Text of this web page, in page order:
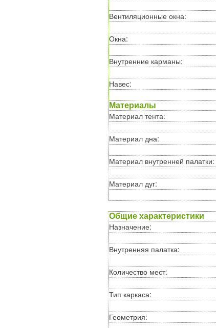
Вентиляционные окна:
Окна:
Внутренние карманы:
Навес:
Материалы
Материал тента:
Материал дна:
Материал внутренней палатки:
Материал дуг:
Общие характеристики
Назначение:
Внутренняя палатка:
Количество мест:
Тип каркаса:
Геометрия: